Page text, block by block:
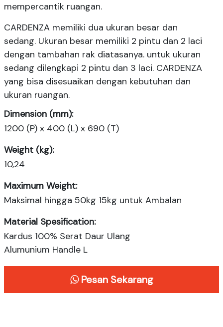
mempercantik ruangan.
CARDENZA memiliki dua ukuran besar dan
sedang. Ukuran besar memiliki 2 pintu dan 2 laci
dengan tambahan rak diatasanya. untuk ukuran
sedang dilengkapi 2 pintu dan 3 laci. CARDENZA
yang bisa disesuaikan dengan kebutuhan dan
ukuran ruangan.
Dimension (mm):
1200 (P) x 400 (L) x 690 (T)
Weight (kg):
10,24
Maximum Weight:
Maksimal hingga 50kg 15kg untuk Ambalan
Material Spesification:
Kardus 100% Serat Daur Ulang
Alumunium Handle L
Pesan Sekarang